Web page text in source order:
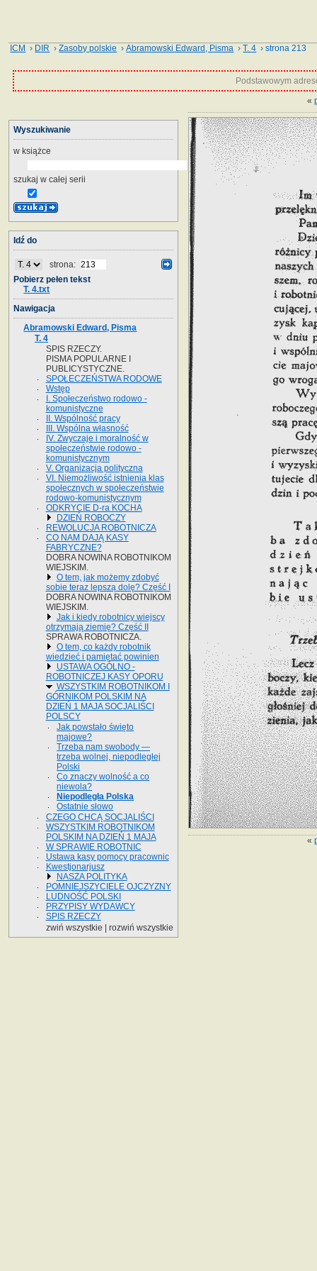
ICM › DIR ›Zasoby polskie ›Abramowski Edward, Pisma ›T. 4 › strona 213
Podstawowym
«
«
Wyszukiwanie
w książce
szukaj w całej serii
Idź do
strona:
Pobierz pełen tekst
T. 4.txt
Nawigacja
Abramowski Edward, Pisma
T. 4
SPIS RZECZY.
PISMA POPULARNE I
PUBLICYSTYCZNE.
SPOŁECZEŃSTWA RODOWE
Wstęp
I. Społeczeństwo rodowo -
komunistyczne
II. Wspólność pracy
III. Wspólna własność
IV. Zwyczaje i moralność w
społeczeństwie rodowo -
komunistycznym
V. Organizacja polityczna
VI. Niemożliwość istnienia klas
społecznych w społeczeństwie
rodowo-komunistycznym
ODKRYCIE D-ra KOCHA
DZIEŃ ROBOCZY
REWOLUCJA ROBOTNICZA
CO NAM DAJĄ KASY
FABRYCZNE?
DOBRA NOWINA ROBOTNIKOM
WIEJSKIM.
O tem, jak możemy zdobyć
sobie teraz lepszą dolę? Część I
DOBRA NOWINA ROBOTNIKOM
WIEJSKIM.
Jak i kiedy robotnicy wiejscy
otrzymają ziemię? Część II
SPRAWA ROBOTNICZA.
O tem, co każdy robotnik
wiedzieć i pamiętać powinien
USTAWA OGÓLNO -
ROBOTNICZEJ KASY OPORU
WSZYSTKIM ROBOTNIKOM I
GÓRNIKOM POLSKIM NA
DZIEŃ 1 MAJA SOCJALIŚCI
POLSCY
Jak powstało święto
majowe?
Trzeba nam swobody —
trzeba wolnej, niepodległej
Polski
Co znaczy wolność a co
niewola?
Niepodległa Polska
Ostatnie słowo
CZEGO CHCĄ SOCJALIŚCI
WSZYSTKIM ROBOTNIKOM
POLSKIM NA DZIEŃ 1 MAJA
W SPRAWIE ROBOTNIC
Ustawa kasy pomocy pracownic
Kwestjonarjusz
NASZA POLITYKA
POMNIEJSZYCIELE OJCZYZNY
LUDNOŚĆ POLSKI
PRZYPISY WYDAWCY
SPIS RZECZY
zwiń wszystkie | rozwiń wszystkie